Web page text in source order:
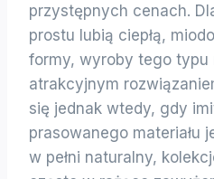
przystępnych cenach.
prostu lubią ciepłą,
formy, wyroby tego typu
atrakcyjnym
się jednak wtedy, gdy
prasowanego materiału
w pełni naturalny,